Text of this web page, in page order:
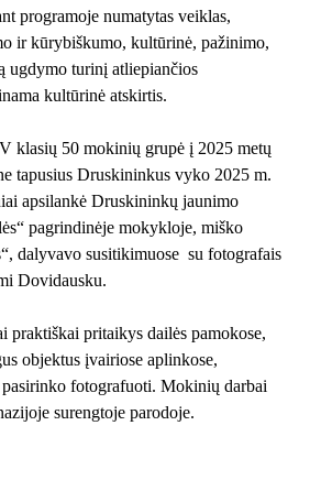
programoje numatytas veiklas,
ir kūrybiškumo, kultūrinė, pažinimo,
ugdymo turinį atliepiančios
kultūrinė atskirtis.
klasių 50 mokinių grupė į 2025 metų
tapusius Druskininkus vyko 2025 m.
apsilankė Druskininkų jaunimo
pagrindinėje mokykloje, miško
dalyvavo susitikimuose su fotografais
Dovidausku.
praktiškai pritaikys dailės pamokose,
objektus įvairiose aplinkose,
fotografuoti. Mokinių darbai
surengtoje parodoje.